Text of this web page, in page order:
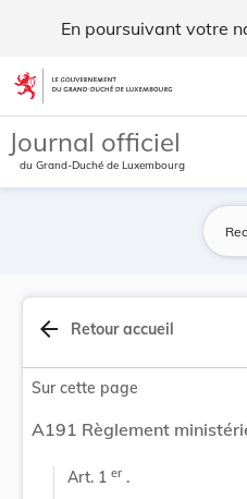
En poursuivant votre
Aller au contenu
Journal officiel
du Grand-Duché de Luxembourg
arrow_back Retour accueil
Sur cette page
Art. 1 er .